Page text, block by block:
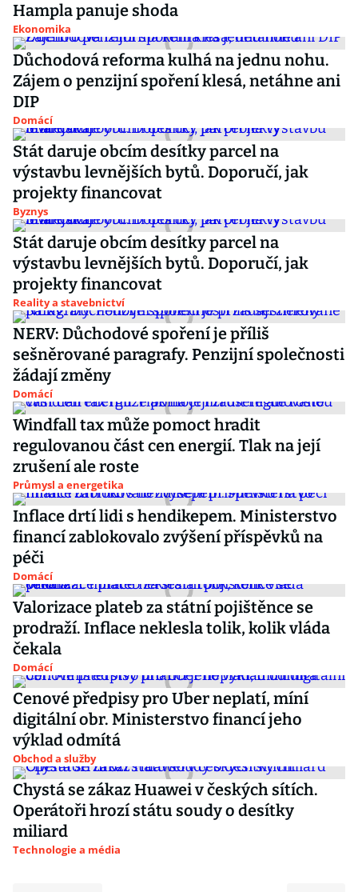
Hampla panuje shoda
Ekonomika
Důchodová reforma kulhá na jednu nohu.
Zájem o penzijní spoření klesá, netáhne ani
DIP
Domácí
Stát daruje obcím desítky parcel na
výstavbu levnějších bytů. Doporučí, jak
projekty financovat
Byznys
Stát daruje obcím desítky parcel na
výstavbu levnějších bytů. Doporučí, jak
projekty financovat
Reality a stavebnictví
NERV: Důchodové spoření je příliš
sešněrované paragrafy. Penzijní společnosti
žádají změny
Domácí
Windfall tax může pomoct hradit
regulovanou část cen energií. Tlak na její
zrušení ale roste
Průmysl a energetika
Inflace drtí lidi s hendikepem. Ministerstvo
financí zablokovalo zvýšení příspěvků na
péči
Domácí
Valorizace plateb za státní pojištěnce se
prodraží. Inflace neklesla tolik, kolik vláda
čekala
Domácí
Cenové předpisy pro Uber neplatí, míní
digitální obr. Ministerstvo financí jeho
výklad odmítá
Obchod a služby
Chystá se zákaz Huawei v českých sítích.
Operátoři hrozí státu soudy o desítky
miliard
Technologie a média